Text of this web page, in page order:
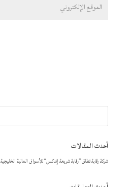
أحدث المقالات
شركة رقابة تطلق ”رقابة شريعة إندكس“ للأسواق المالية الخليجية